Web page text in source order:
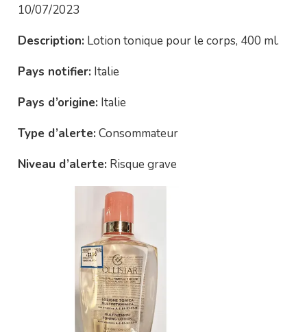
10/07/2023
Description: Lotion tonique pour le corps, 400 ml.
Pays notifier: Italie
Pays d’origine: Italie
Type d’alerte: Consommateur
Niveau d’alerte: Risque grave